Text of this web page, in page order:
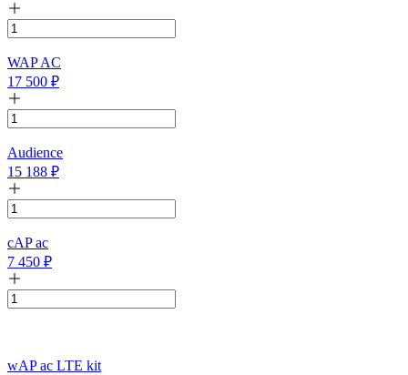
WAP AC
17 500 ₽
Audience
15 188 ₽
cAP ac
7 450 ₽
wAP ac LTE kit